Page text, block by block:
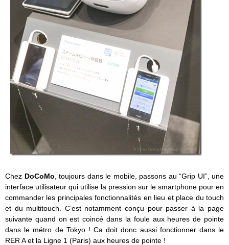
Chez DoCoMo , toujours dans le mobile, passons au “Grip UI”, une
interface utilisateur qui utilise la pression sur le smartphone pour en
commander les principales fonctionnalités en lieu et place du touch
et du multitouch. C’est notamment conçu pour passer à la page
suivante quand on est coincé dans la foule aux heures de pointe
dans le métro de Tokyo ! Ca doit donc aussi fonctionner dans le
RER A et la Ligne 1 (Paris) aux heures de pointe !